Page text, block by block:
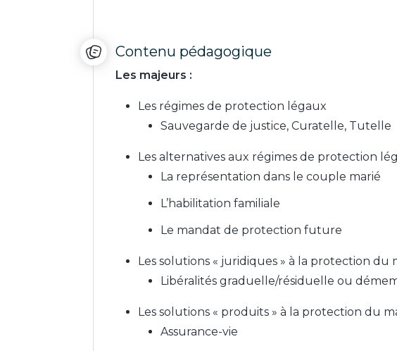
Contenu pédagogique
Les majeurs :
Les régimes de protection légaux
Sauvegarde de justice, Curatelle, Tutelle
Les alternatives aux régimes de protection
La représentation dans le couple marié
L’habilitation familiale
Le mandat de protection future
Les solutions « juridiques » à la protection du
Libéralités graduelle/résiduelle ou
Les solutions « produits » à la protection du
Assurance-vie